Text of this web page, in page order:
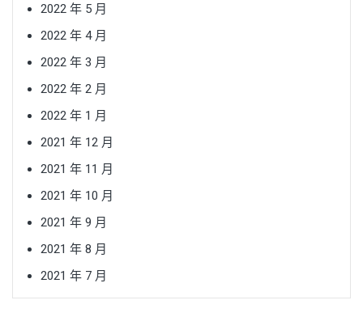
2022 年 5 月
2022 年 4 月
2022 年 3 月
2022 年 2 月
2022 年 1 月
2021 年 12 月
2021 年 11 月
2021 年 10 月
2021 年 9 月
2021 年 8 月
2021 年 7 月